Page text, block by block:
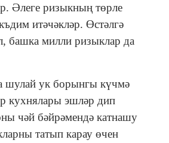
Әлеге ризыкның төрле
итәчәкләр. Өстәлгә
башка милли ризыклар да
шулай ук борынгы күчмә
кухнялары эшләр дип
чәй бәйрәмендә катнашу
татып карау өчен